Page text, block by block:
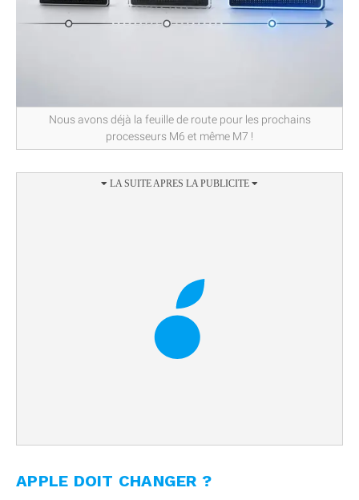
Nous avons déjà la feuille de route pour les prochains
processeurs M6 et même M7 !
APPLE DOIT CHANGER ?